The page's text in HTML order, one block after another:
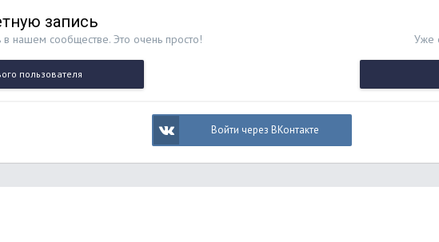
запись
в нашем сообществе. Это очень просто!
пользователя
Уже
Войти через ВКонтакте